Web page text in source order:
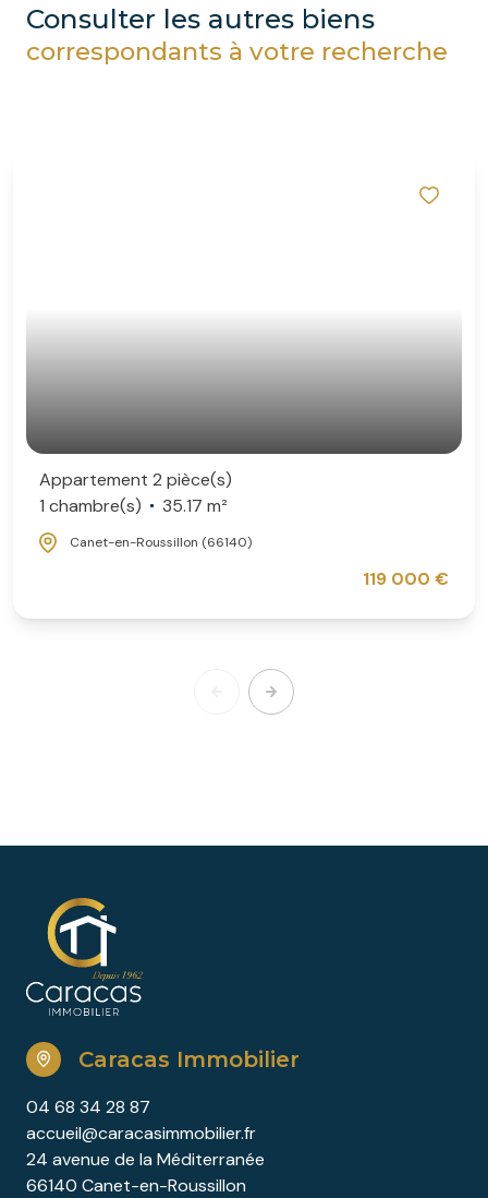
consulter les autres biens
correspondants à votre recherche
Appartement 2 pièce(s)
1 chambre(s)
35.17 m²
Canet-en-Roussillon (66140)
119 000 €
Caracas Immobilier
04 68 34 28 87
accueil@caracasimmobilier.fr
24 avenue de la Méditerranée
66140 Canet-en-Roussillon